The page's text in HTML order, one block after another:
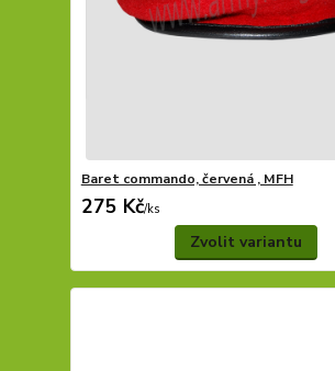
Baret commando, červená , MFH
275 Kč/ks
Zvolit variantu